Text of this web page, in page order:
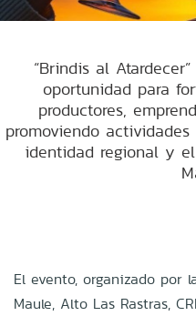
“Brindis al
oportunidad para
productores,
promoviendo
identidad regional y
El evento, organizado por
Maule, Alto Las Rastras,